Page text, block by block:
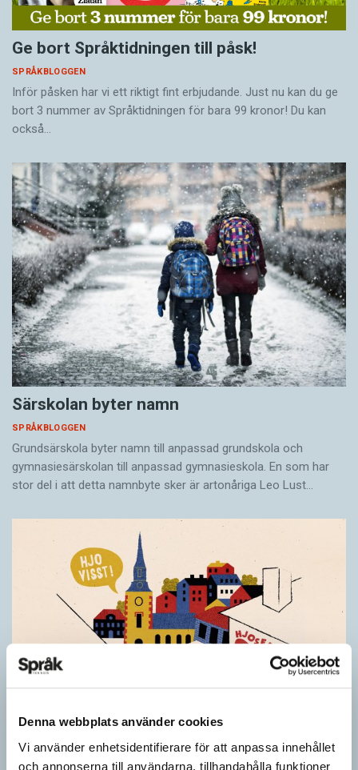
Denna webbplats använder cookies
Vi använder enhetsidentifierare för att anpassa innehållet
och annonserna till användarna, tillhandahålla funktioner
Ge bort Språktidningen till påsk!
SPRÅKBLOGGEN
Inför påsken har vi ett riktigt fint erbjudande. Just nu kan du ge
bort 3 nummer av Språktidningen för bara 99 kronor! Du kan
också…
Särskolan byter namn
SPRÅKBLOGGEN
Grundsärskola byter namn till anpassad grundskola och
gymnasiesärskolan till anpassad gymnasieskola. En som har
stor del i att detta namnbyte sker är artonåriga Leo Lust…